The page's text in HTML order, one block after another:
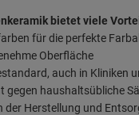
bietet viele
für die perfekte
Oberfläche
auch in Kliniken
gegen haushaltsübliche
der Herstellung und